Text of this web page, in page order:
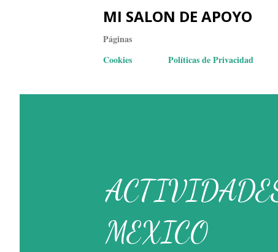
MI SALON DE APOYO
Páginas
Cookies
Políticas de Privacidad
MEXICO